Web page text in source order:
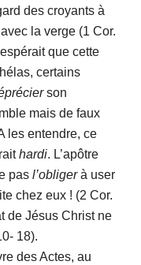
des croyants à
la verge (1 Cor.
que cette
certains
son
mais de faux
les entendre, ce
hardi. L’apôtre
pasl’obligerà user
chez eux ! (2 Cor.
de Jésus Christ ne
18).
des Actes, au